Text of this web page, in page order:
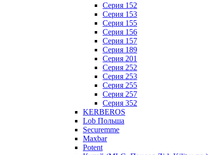
Серия 152
Серия 153
Серия 155
Серия 156
Серия 157
Серия 189
Серия 201
Серия 252
Серия 253
Серия 255
Серия 257
Серия 352
KERBEROS
Lob Польша
Securemme
Maxbar
Potent